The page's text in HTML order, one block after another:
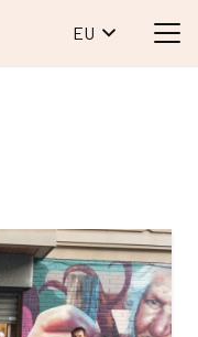
EU